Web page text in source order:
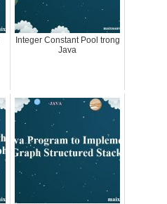
Integer Constant Pool trong
Java